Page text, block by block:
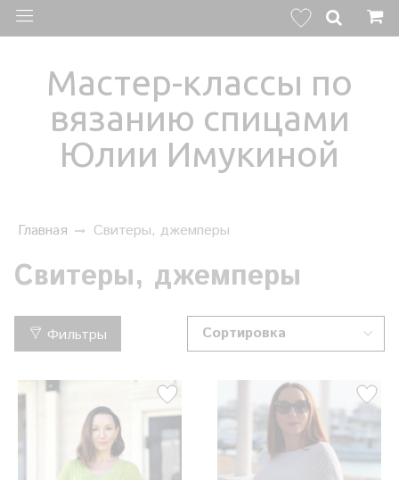
Мастер-классы по
вязанию спицами
Юлии Имукиной
Главная Свитеры, джемперы
Свитеры, джемперы
Фильтры